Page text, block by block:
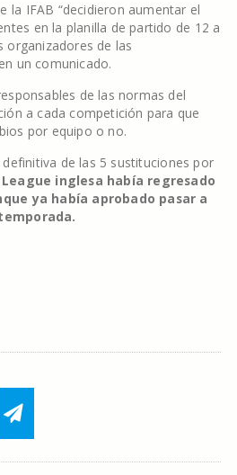
la IFAB “decidieron aumentar el
en la planilla de partido de 12 a
organizadores de las
un comunicado.
de las normas del
a cada competición para que
por equipo o no.
de las 5 sustituciones por
inglesa había regresado
ya había aprobado pasar a